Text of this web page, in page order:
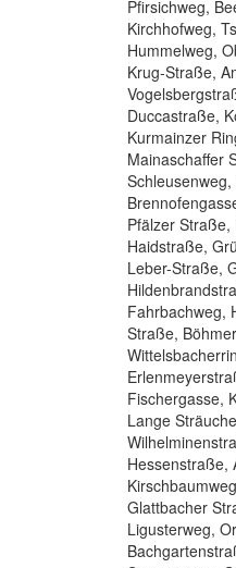
Pfirsichweg,
Kirchhofweg,
Hummelweg,
Krug-Straße,
Duccastraße,
Kurmainzer
Mainaschaffer
Pfälzer
Haidstraße,
Leber-Straße,
Fahrbachweg,
Straße,
Fischergasse,
Lange
Hessenstraße,
Glattbacher
Ligusterweg,